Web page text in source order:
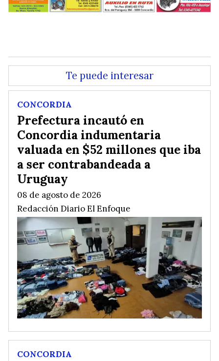
Te puede interesar
Prefectura incautó en
Concordia indumentaria
valuada en $52 millones que iba
a ser contrabandeada a
Uruguay
Redacción Diario El Enfoque
CONCORDIA
08 de agosto de 2026
CONCORDIA